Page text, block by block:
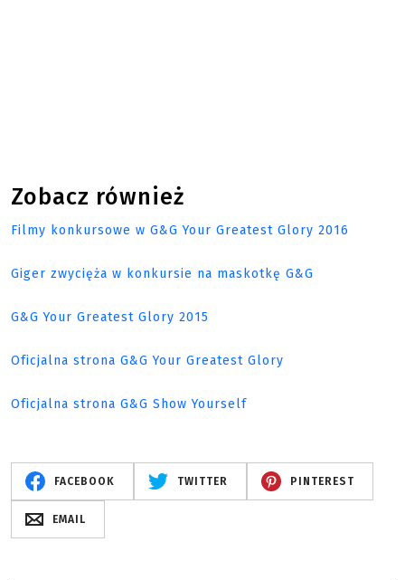
Zobacz również
Filmy konkursowe w G&G Your Greatest Glory 2016
Giger zwycięża w konkursie na maskotkę G&G
G&G Your Greatest Glory 2015
Oficjalna strona G&G Your Greatest Glory
Oficjalna strona G&G Show Yourself
FACEBOOK TWITTER PINTEREST
EMAIL